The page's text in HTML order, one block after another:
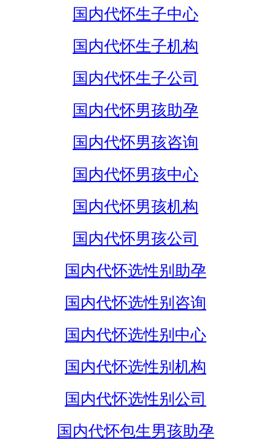
国内代怀生子中心
国内代怀生子机构
国内代怀生子公司
国内代怀男孩助孕
国内代怀男孩咨询
国内代怀男孩中心
国内代怀男孩机构
国内代怀男孩公司
国内代怀选性别助孕
国内代怀选性别咨询
国内代怀选性别中心
国内代怀选性别机构
国内代怀选性别公司
国内代怀包生男孩助孕